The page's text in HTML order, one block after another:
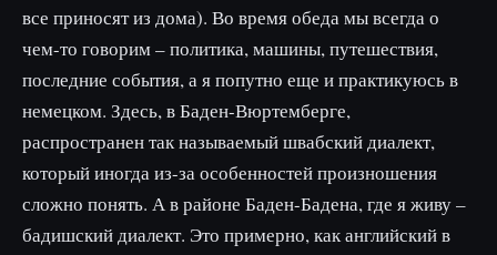
все приносят из дома). Во время обеда мы всегда о
чем-то говорим – политика, машины, путешествия,
последние события, а я попутно еще и практикуюсь в
немецком. Здесь, в Баден-Вюртемберге,
распространен так называемый швабский диалект,
который иногда из-за особенностей произношения
сложно понять. А в районе Баден-Бадена, где я живу –
бадишский диалект. Это примерно, как английский в